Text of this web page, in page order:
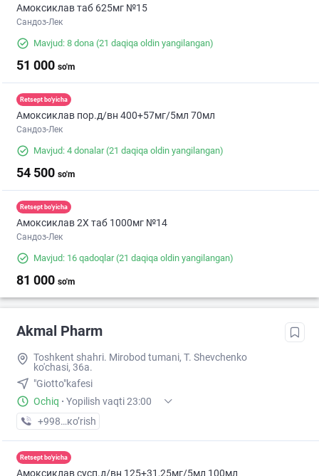
Амоксиклав таб 625мг №15
Сандоз-Лек
Mavjud: 8 dona (21 daqiqa oldin yangilangan)
51 000 so'm
Retsept bo'yicha
Амоксиклав пор.д/вн 400+57мг/5мл 70мл
Сандоз-Лек
Mavjud: 4 donalar(21 daqiqa oldin yangilangan)
54 500 so'm
Retsept bo'yicha
Амоксиклав 2X таб 1000мг №14
Сандоз-Лек
Mavjud: 16 qadoqlar(21 daqiqa oldin yangilangan)
81 000 so'm
Akmal Pharm
Toshkent shahri. Mirobod tumani, T. Shevchenko
ko'chasi, 36a.
"Giotto"kafesi
Ochiq · Yopilish vaqti 23:00
+998 (99) XXX-XX-XX
кo’rish
Retsept bo'yicha
Амоксиклав сусп.д/вн 125+31,25мг/5мл 100мл